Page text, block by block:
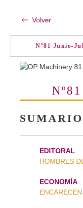
Volver
Nº81 Junio-
SUMARIO
EDITORAL
HOMBRES
ECONOMÍA